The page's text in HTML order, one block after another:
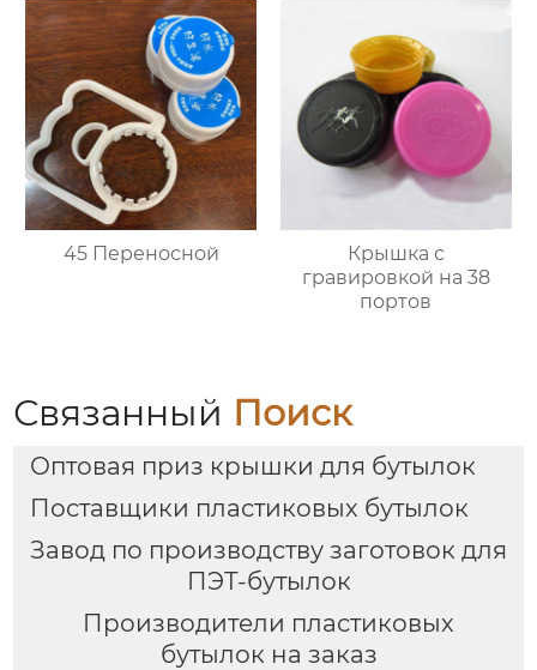
45 Переносной
Крышка с
гравировкой на 38
портов
Связанный Поиск
Оптовая приз крышки для бутылок
Поставщики пластиковых бутылок
Завод по производству заготовок для
ПЭТ-бутылок
Производители пластиковых
бутылок на заказ